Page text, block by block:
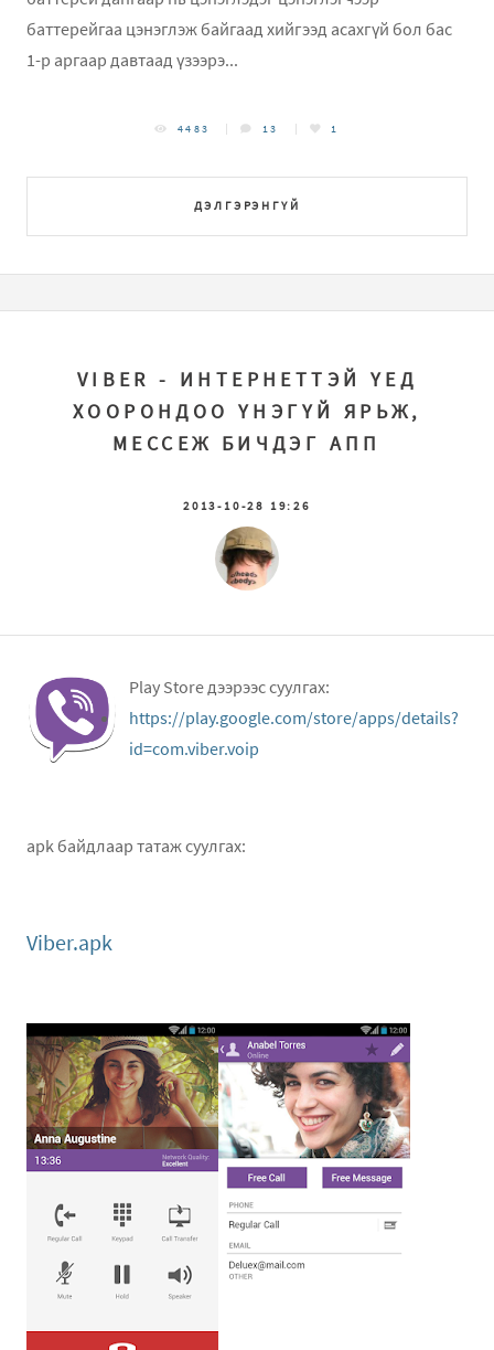
баттерейгаа цэнэглэж байгаад хийгээд асахгүй бол бас
1-р аргаар давтаад үзээрэ...
ДЭЛГЭРЭНГҮЙ
4483 13 1
VIBER - ИНТЕРНЕТТЭЙ ҮЕД
ХООРОНДОО ҮНЭГҮЙ ЯРЬЖ,
МЕССЕЖ БИЧДЭГ АПП
2013-10-28 19:26
Play Store дээрээс суулгах:
https://play.google.com/store/apps/details?
id=com.viber.voip
apk байдлаар татаж суулгах:
Viber.apk